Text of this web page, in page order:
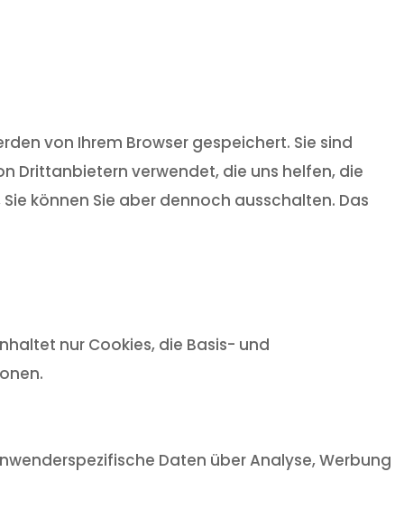
von Ihrem Browser gespeichert. Sie sind
Drittanbietern verwendet, die uns helfen, die
können Sie aber dennoch ausschalten. Das
nur Cookies, die Basis- und
Daten über Analyse, Werbung